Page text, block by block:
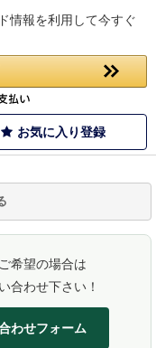
情報を利用して今すぐ
お気に入り登録
希望の場合は
合わせ下さい！
わせフォーム